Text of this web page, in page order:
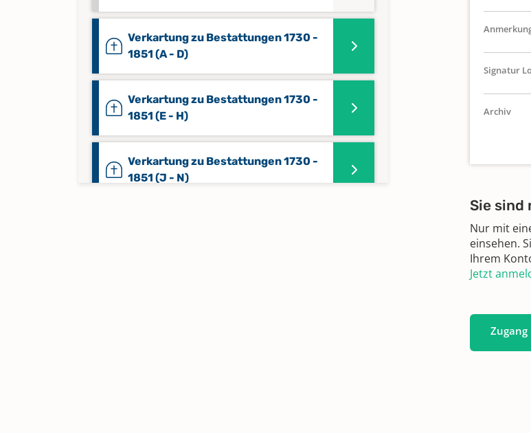
Verkartung zu Bestattungen 1730 -
1851 (A - D)
Verkartung zu Bestattungen 1730 -
1851 (E - H)
Verkartung zu Bestattungen 1730 -
1851 (J - N)
Signatur
Archiv
Sie sind
Nur mit
einsehen.
Ihrem
Jetzt